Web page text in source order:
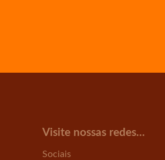
Visite nossas redes...
Sociais